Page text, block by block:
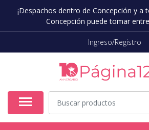
¡Despachos dentro de Concepción y a
Concepción puede tomar
Ingreso/Registro